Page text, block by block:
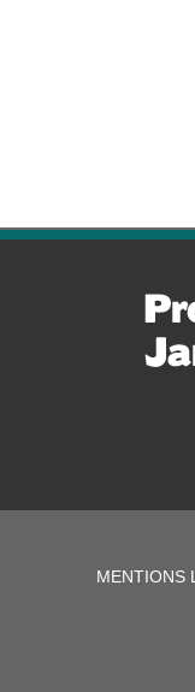
MENTIONS